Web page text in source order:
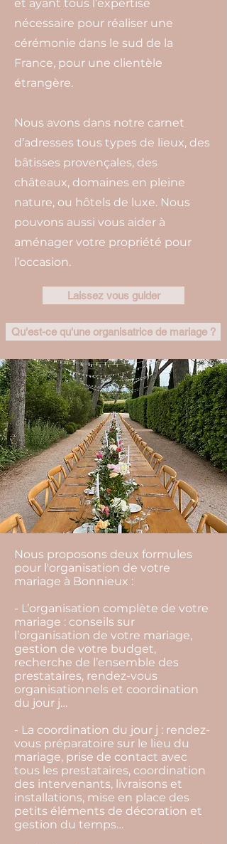
et ayant tous l’expertise
nécessaire pour réaliser une
cérémonie dans le sud de la
France, pour une clientèle
étrangère.
Nous avons dans notre carnet
d’adresses tous types de lieux, des
bâtisses provençales, des
châteaux, domaines en pleine
nature, ou hôtels de luxe. Nous
pouvons aussi vous aider à
aménager votre propriété pour
l’occasion.
Laissez vous guider
Qu'est-ce qu'une organisatrice de mariage ?
Nous proposons deux formules
pour l'organisation de votre
mariage à Bonnieux :
- L’organisation complète de votre
mariage : conseils sur
l’organisation de votre mariage,
gestion de votre budget,
recherche de l’ensemble des
prestataires, rendez-vous
organisationnels et coordination
du jour j…
- La coordination du jour j : rendez-
vous préparatoire sur le lieu du
mariage, prise de contact avec
tous les prestataires, coordination
des intervenants, livraisons et
installations, mise en place des
petits éléments de décoration et
gestion du temps…